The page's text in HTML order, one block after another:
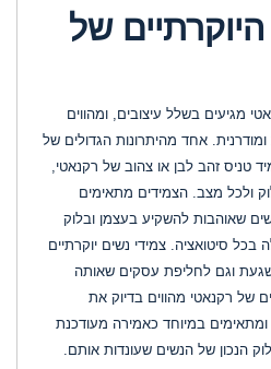
של
מגיעים בשלל עיצובים, ומהווים
אחד מהיתרונות הגדולים של
טניס זהב לבן או צהוב של רקנאטי,
ולכל מצב. הצמידים מתאימים
שאוהבות להשקיע בעצמן ובלוק
בכל סיטואציה. צמידי נשים יוקרתיים
וגם לחליפת עסקים שאותה
של רקנאטי מהווים בדיוק את
במיוחד כאמירה מעודכנת
הנכון של הנשים שעונדות אותם.